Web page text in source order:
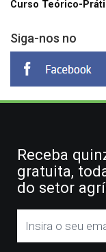
Curso Teórico-
Siga-nos no
Receba
gratuita,
do setor